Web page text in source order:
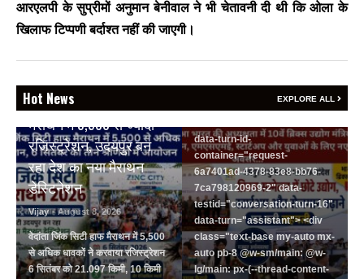
आरएलपी के सुप्रीमों अनुमान बेनीवाल ने भी चेतावनी दी थी कि ओला के
खिलाफ टिप्पणी बर्दाश्त नहीं की जाएगी।
Hot News EXPLORE ALL
वेदांता जिंक सिटी हाफ
मैराथन में 5,500 से ज्यादा
रजिस्ट्रेशन, उदयपुर बन
रहा देश का नया मैराथन
डेस्टिनेशन
Vijay - August 8, 2026
वेदांता जिंक सिटी हाफ मैराथन में 5,500
से अधिक धावकों ने करवाया रजिस्ट्रेशन
6 सितंबर को 21.097 किमी, 10 किमी
writing-block:pointer-events-
R6Vx5W_threadScrollVars
data-turn-id-
container="request-
6a7401ad-4378-83e8-bb76-
7ca798120969-2" data-
testid="conversation-turn-16"
data-turn="assistant"> <div
class="text-base my-auto mx-
auto pb-8 @w-sm/main: @w-
lg/main: px-(--thread-content-